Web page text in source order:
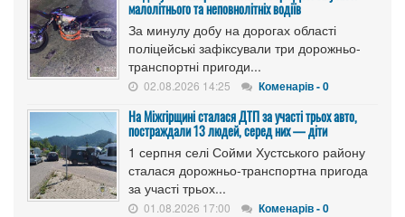
малолітнього та неповнолітніх водіїв
За минулу добу на дорогах області
поліцейські зафіксували три дорожньо-
транспортні пригоди...
02.08.2026 14:25 Коменарів - 0
На Міжгірщині сталася ДТП за участі трьох авто,
постраждали 13 людей, серед них — діти
1 серпня селі Сойми Хустського району
сталася дорожньо-транспортна пригода
за участі трьох...
01.08.2026 17:00 Коменарів - 0